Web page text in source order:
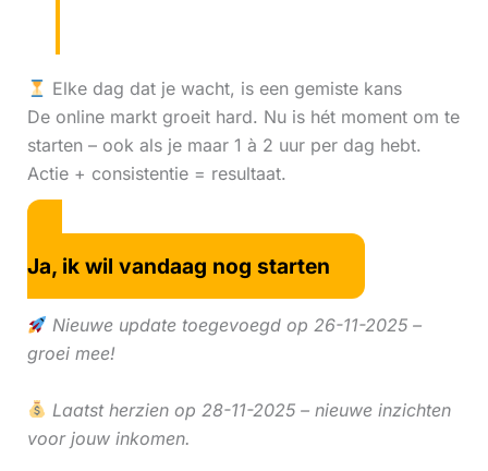
Elke dag dat je wacht, is een gemiste kans
De online markt groeit hard. Nu is hét moment om te
starten – ook als je maar 1 à 2 uur per dag hebt.
Actie + consistentie = resultaat.
Ja, ik wil vandaag nog starten
Nieuwe update toegevoegd op 26-11-2025 –
groei mee!
Laatst herzien op 28-11-2025 – nieuwe inzichten
voor jouw inkomen.